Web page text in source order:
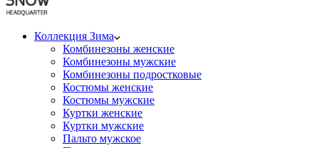
Коллекция Зима
Комбинезоны женские
Комбинезоны мужские
Комбинезоны подростковые
Костюмы женские
Костюмы мужские
Куртки женские
Куртки мужские
Пальто мужское